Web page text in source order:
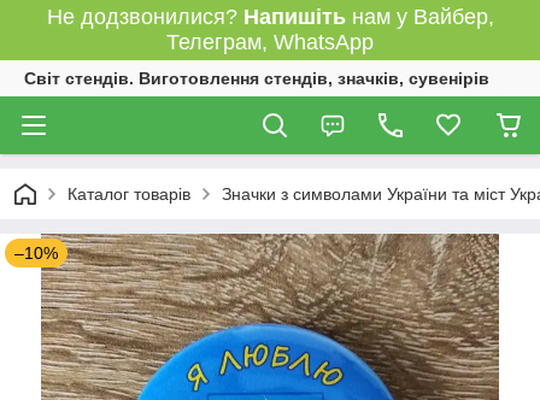
Не додзвонилися? Напишітьнам у Вайбер,
Телеграм, WhatsApp
Світ стендів. Виготовлення стендів, значків, сувенірів
Каталог товарів Значки з символами України та міст
–10%